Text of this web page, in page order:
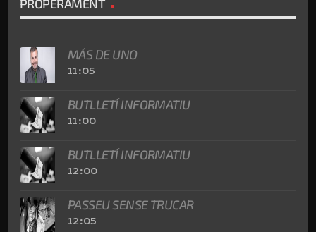
PROPERAMENT
MÁS DE UNO
11:05
BUTLLETÍ INFORMATIU
11:00
BUTLLETÍ INFORMATIU
12:00
PASSEU SENSE TRUCAR
12:05